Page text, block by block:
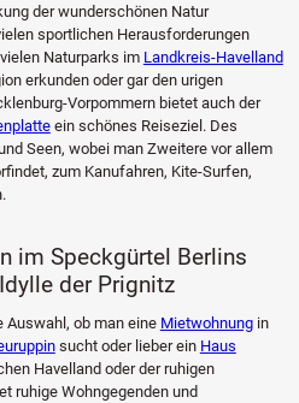
der wunderschönen Natur
sportlichen Herausforderungen
Naturparks im Landkreis-Havelland
erkunden oder gar den urigen
Vorpommern bietet auch der
ein schönes Reiseziel. Des
Seen, wobei man Zweitere vor allem
zum Kanufahren, Kite-Surfen,
im Speckgürtel Berlins
der Prignitz
Auswahl, ob man eine Mietwohnungin
sucht oder lieber ein Haus
Havelland oder der ruhigen
ruhige Wohngegenden und